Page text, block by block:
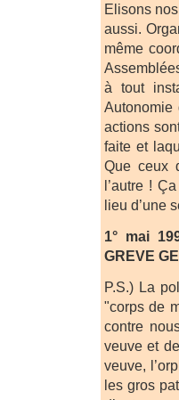
Elisons
aussi.
même
à tout
Autonomie
actions
faite et
Que ceux
l’autre !
lieu d’une
1° mai
GREVE
P.S.) La
"corps de
contre
veuve et
veuve,
les gros